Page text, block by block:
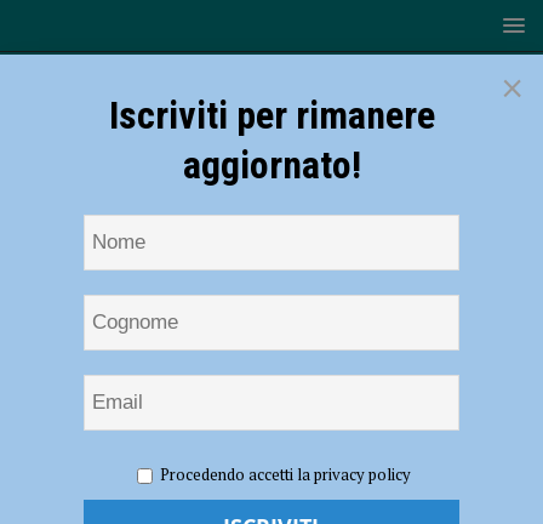
propria comunità durante la pandemia, sei piacentini insigniti
dell’Ordine al Merito della Repubblica: “Eccellenze del territorio” –
×
Iscriviti per rimanere
aggiornato!
Procedendo accetti la privacy policy